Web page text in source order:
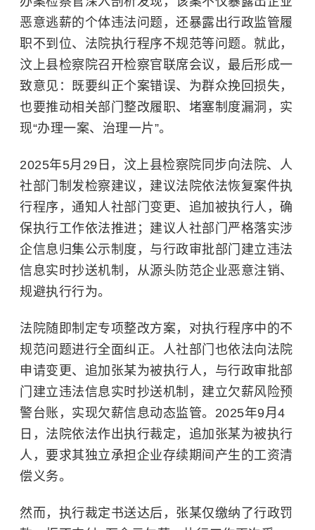
恶意逃薪的个体违法问题，还暴露出行政监管履
职不到位、法院执行程序不规范等问题。就此，
汶上县检察院召开检察官联席会议，最后形成一
致意见：既要纠正个案错误、为群众挽回损失，
也要推动相关部门整改履职、堵塞制度漏洞，实
现“办理一案、治理一片”。
2025年5月29日，汶上县检察院同步向法院、人
社部门制发检察建议，建议法院依法恢复案件执
行程序，通知人社部门变更、追加被执行人，确
保执行工作依法推进；建议人社部门严格落实涉
企信息归集公示制度，与行政审批部门建立违法
信息实时抄送机制，从源头防范企业恶意注销、
规避执行行为。
法院随即制定专项整改方案，对执行程序中的不
规范问题进行全面纠正。人社部门也依法向法院
申请变更、追加张某为被执行人 ，与行政审批部
门建立违法信息实时抄送机制，建立欠薪风险预
警台账，实现欠薪信息动态监管。2025年9月4
日，法院依法作出执行裁定，追加张某为被执行
人，要求其独立承担企业存续期间产生的工资清
偿义务。
然而，执行裁定书送达后，张某仅缴纳了行政罚